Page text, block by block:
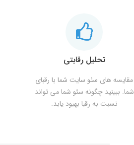
تحلیل رقابتی
مقایسه های سئو سایت شما با رقبای
شما. ببینید چگونه سئو شما می تواند
نسبت به رقبا بهبود یابد.